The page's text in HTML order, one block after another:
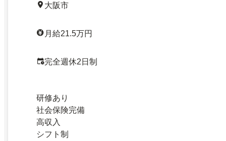
大阪市
月給21.5万円
完全週休2日制
研修あり
社会保険完備
高収入
シフト制